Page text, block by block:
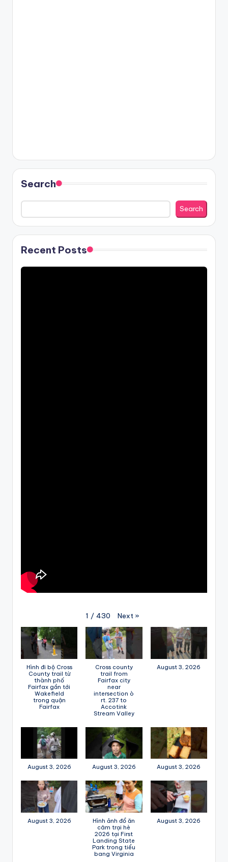
Search
Search
Recent Posts
1 / 430 Next »
Hình đi bộ Cross
County trail từ
thành phố
Fairfax gần tới
Wakefield
trong quận
Fairfax
Cross county
trail from
Fairfax city
near
intersection ò
rt. 237 to
Accotink
Stream Valley
August 3, 2026
August 3, 2026 August 3, 2026 August 3, 2026
August 3, 2026
Hình ảnh đổ ăn
câm trại hè
2026 tại First
Landing State
Park trong tiểu
bang Virginia
August 3, 2026